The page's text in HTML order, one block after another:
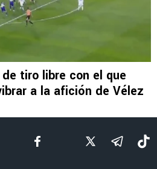
tiro libre con el que
a la afición de Vélez